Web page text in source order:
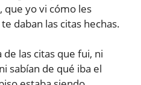
que yo vi cómo les
daban las citas hechas.
las citas que fui, ni
sabían de qué iba el